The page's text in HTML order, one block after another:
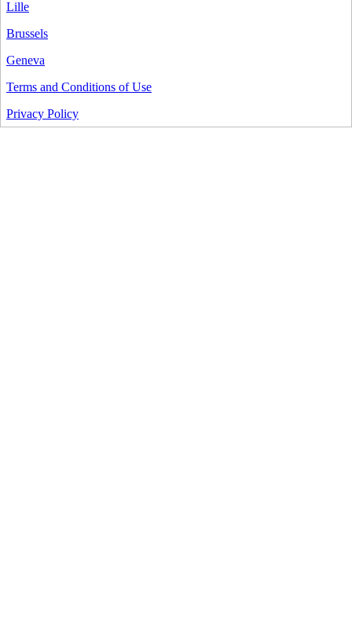
Lille
Brussels
Geneva
Terms and Conditions of Use
Privacy Policy